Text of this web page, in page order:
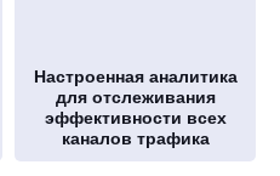
Настроенная аналитика
для отслеживания
эффективности всех
каналов трафика